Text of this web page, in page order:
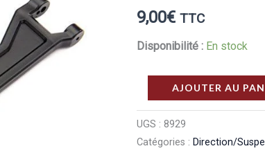
9,00€ TTC
Disponibilité : En stock
quantité
de
Traxxas
Triangles
AJOUTER AU
UGS :8929
Catégories : Direction/